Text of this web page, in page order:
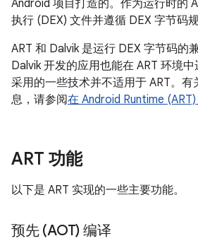
Android 项目打造的。作为运行时的
执行 (DEX) 文件并遵循 DEX 字节码规
ART 和 Dalvik 是运行 DEX 字节码的
Dalvik 开发的应用也能在 ART 环境
采用的一些技术并不适用于 ART。有
息，请参阅在 Android Runtime
ART 功能
以下是 ART 实现的一些主要功能。
预先 (AOT) 编译